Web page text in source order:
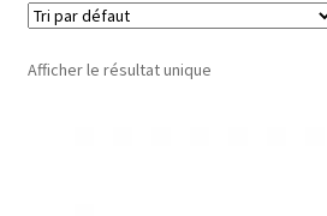
Afficher le résultat unique